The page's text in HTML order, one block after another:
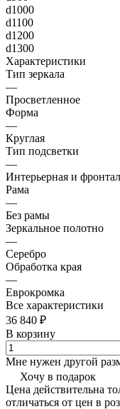
d1000
d1100
d1200
d1300
Характеристики
Тип зеркала
—
Просветленное
Форма
—
Круглая
Тип подсветки
—
Интерьерная и
Рама
—
Без рамы
Зеркальное полотно
—
Серебро
Обработка края
—
Еврокромка
Все характеристики
36 840 ₽
В корзину
Мне нужен другой
Хочу в подарок
Цена действительна
отличаться от цен в